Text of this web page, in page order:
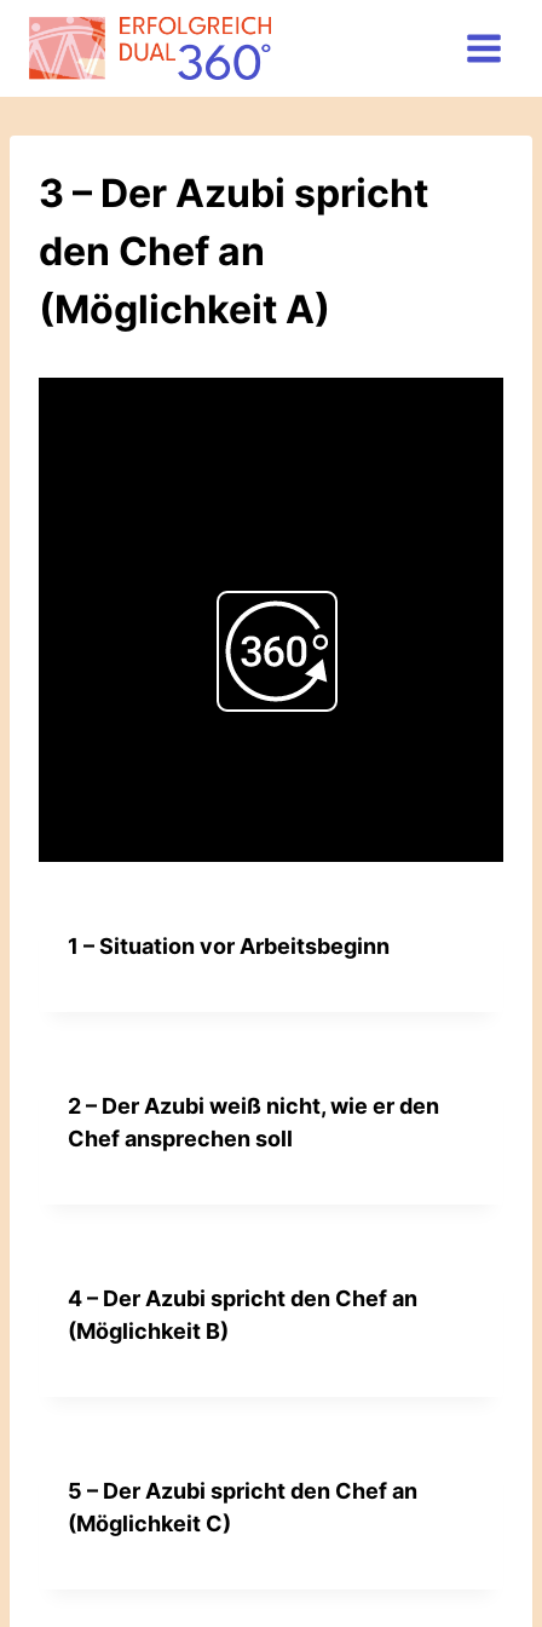
Zum
Inhalt
springen
3 – Der Azubi spricht
den Chef an
(Möglichkeit A)
Play
1 – Situation vor Arbeitsbeginn
2 – Der Azubi weiß nicht, wie er den
Chef ansprechen soll
4 – Der Azubi spricht den Chef an
(Möglichkeit B)
5 – Der Azubi spricht den Chef an
(Möglichkeit C)